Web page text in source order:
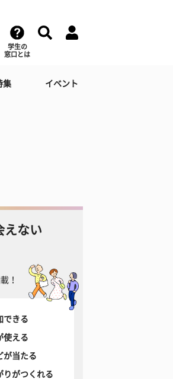
学生の
窓口とは
集 イベント
えない
！
できる
使える
が当たる
りがつくれる